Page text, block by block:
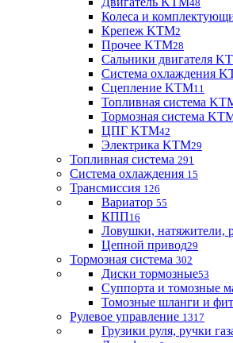
48
Колеса и
Крепеж KTM2
Прочее KTM28
Сальники двигателя
Система охлаждения
Сцепление KTM11
Топливная система
Тормозная система
ЦПГ KTM42
Электрика KTM29
Топливная система 291
Система охлаждения 15
Трансмиссия 126
Вариатор 55
КПП16
Ловушки, натяжители,
Цепной привод29
Тормозная система 302
Диски тормозные53
Суппорта и томозные
Томозные шланги и
Рулевое управление 1317
Грузики руля, ручки